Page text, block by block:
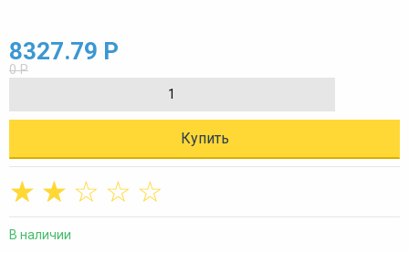
8327.79 Р
0 Р
Купить
☆
☆
☆
☆
☆
В наличии